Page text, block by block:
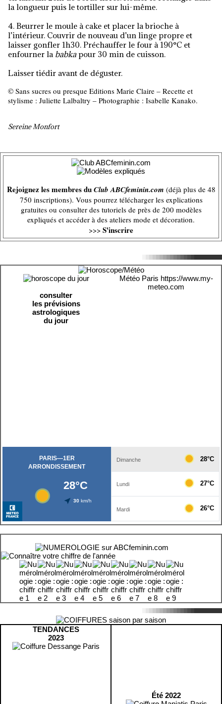
la longueur puis le tortiller sur lui-même.
4. Beurrer le moule à cake et placer la brioche à
l’intérieur. Couvrir de nouveau d’un linge propre et
laisser gonfler 1h30. Préchauffer le four à 190°C et
enfourner la babkapour 30 min de cuisson.
Laisser tiédir avant de déguster.
© Sans sucres ou presque Editions Marie Claire – Recette et
stylisme : Juliette Lalbaltry – Photographie : Isabelle Kanako.
Sereine Monfort
Rejoignez les membres duClub ABCfeminin.com (déjà plus de 48
750 inscriptions). Vous pourrez télécharger les explications
gratuites ou consulter des tutoriels de près de 200 modèles
expliqués et accéder à des ateliers mode et décoration.
>>> S'inscrire
consulter
les prévisions
astrologiques
du jour
Météo Paris https://www.my-
meteo.com
TENDANCES
2023
Été 2022